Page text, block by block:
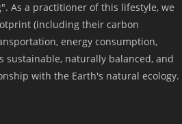
As a practitioner of this lifestyle, we
(including their carbon
energy consumption,
sustainable, naturally balanced, and
with the Earth's natural ecology.